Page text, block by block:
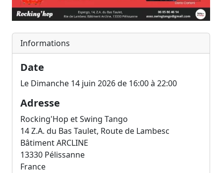
Informations
Date
Le Dimanche 14 juin 2026 de 16:00 à 22:00
Adresse
Rocking'Hop et Swing Tango
14 Z.A. du Bas Taulet, Route de Lambesc
Bâtiment ARCLINE
13330 Pélissanne
France